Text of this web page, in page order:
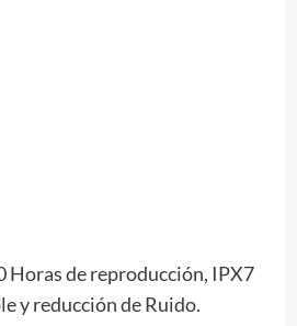
Horas de reproducción, IPX7
y reducción de Ruido.